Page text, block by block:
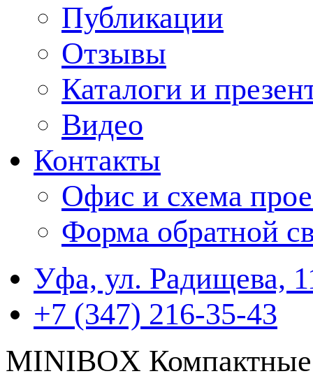
Публикации
Отзывы
Каталоги и
Видео
Контакты
Офис и схема
Форма обратной
Уфа, ул. Радищева,
+7 (347) 216-35-43
MINIBOX Компактные